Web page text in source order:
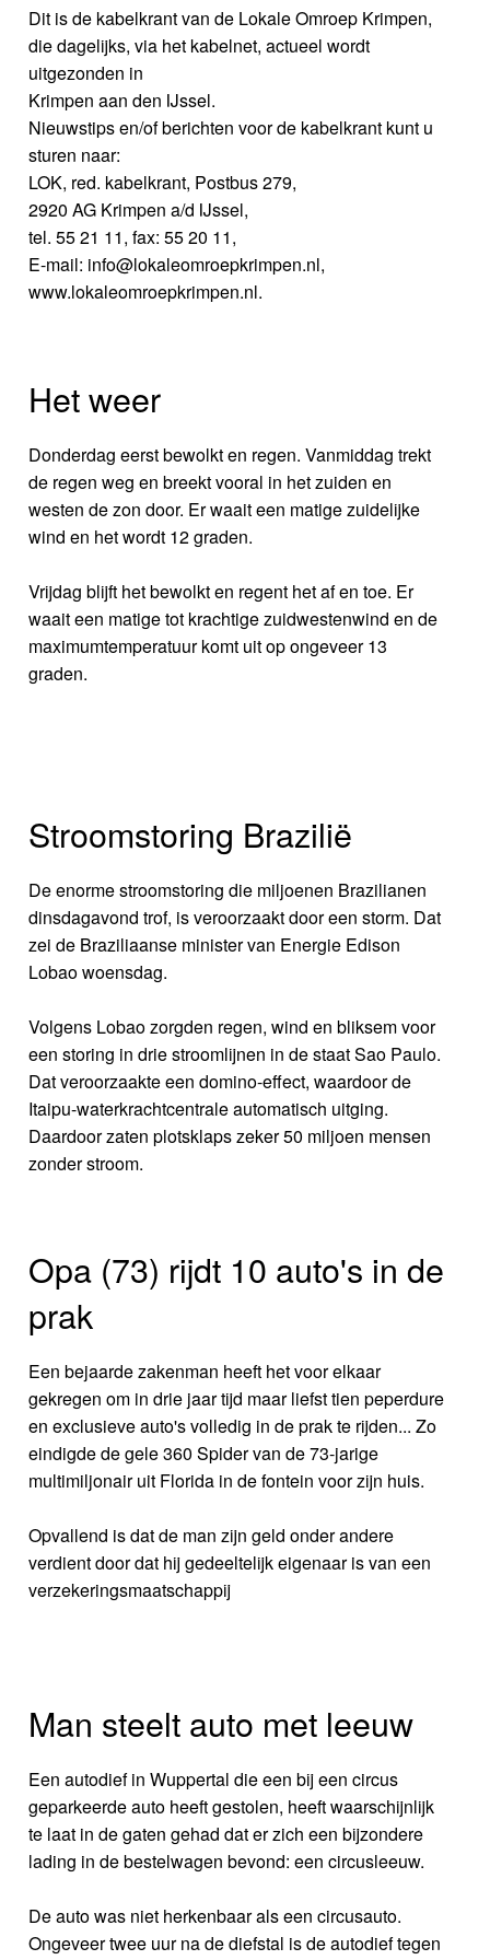
Dit is de kabelkrant van de Lokale Omroep Krimpen,
die dagelijks, via het kabelnet, actueel wordt
uitgezonden in
Krimpen aan den IJssel.
Nieuwstips en/of berichten voor de kabelkrant kunt u
sturen naar:
LOK, red. kabelkrant, Postbus 279,
2920 AG Krimpen a/d IJssel,
tel. 55 21 11, fax: 55 20 11,
E-mail: info@lokaleomroepkrimpen.nl,
www.lokaleomroepkrimpen.nl.
Het weer
Donderdag eerst bewolkt en regen. Vanmiddag trekt
de regen weg en breekt vooral in het zuiden en
westen de zon door. Er waait een matige zuidelijke
wind en het wordt 12 graden.
Vrijdag blijft het bewolkt en regent het af en toe. Er
waait een matige tot krachtige zuidwestenwind en de
maximumtemperatuur komt uit op ongeveer 13
graden.
Stroomstoring Brazilië
De enorme stroomstoring die miljoenen Brazilianen
dinsdagavond trof, is veroorzaakt door een storm. Dat
zei de Braziliaanse minister van Energie Edison
Lobao woensdag.
Volgens Lobao zorgden regen, wind en bliksem voor
een storing in drie stroomlijnen in de staat Sao Paulo.
Dat veroorzaakte een domino-effect, waardoor de
Itaipu-waterkrachtcentrale automatisch uitging.
Daardoor zaten plotsklaps zeker 50 miljoen mensen
zonder stroom.
Opa (73) rijdt 10 auto's in de
prak
Een bejaarde zakenman heeft het voor elkaar
gekregen om in drie jaar tijd maar liefst tien peperdure
en exclusieve auto's volledig in de prak te rijden... Zo
eindigde de gele 360 Spider van de 73-jarige
multimiljonair uit Florida in de fontein voor zijn huis.
Opvallend is dat de man zijn geld onder andere
verdient door dat hij gedeeltelijk eigenaar is van een
verzekeringsmaatschappij
Man steelt auto met leeuw
Een autodief in Wuppertal die een bij een circus
geparkeerde auto heeft gestolen, heeft waarschijnlijk
te laat in de gaten gehad dat er zich een bijzondere
lading in de bestelwagen bevond: een circusleeuw.
De auto was niet herkenbaar als een circusauto.
Ongeveer twee uur na de diefstal is de autodief tegen